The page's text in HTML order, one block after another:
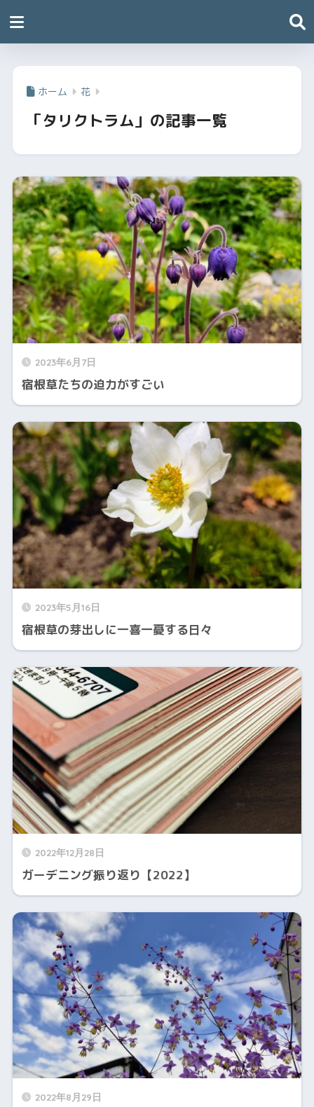
ホーム 花
「タリクトラム」の記事一覧
2023年6月7日
宿根草たちの迫力がすごい
2023年5月16日
宿根草の芽出しに一喜一憂する日々
2022年12月28日
ガーデニング振り返り【2022】
2022年8月29日